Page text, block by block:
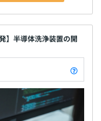
】半導体洗浄装置の開